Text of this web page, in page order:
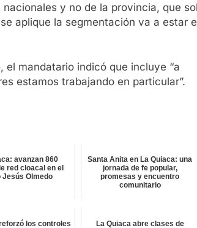
y no de la provincia, que
aplique la segmentación va a estar
mandatario indicó que incluye “a
estamos trabajando en particular”.
avanzan 860
red cloacal en el
Jesús Olmedo
Santa Anita en La Quiaca: una
jornada de fe popular,
promesas y encuentro
comunitario
los controles
La Quiaca abre clases de